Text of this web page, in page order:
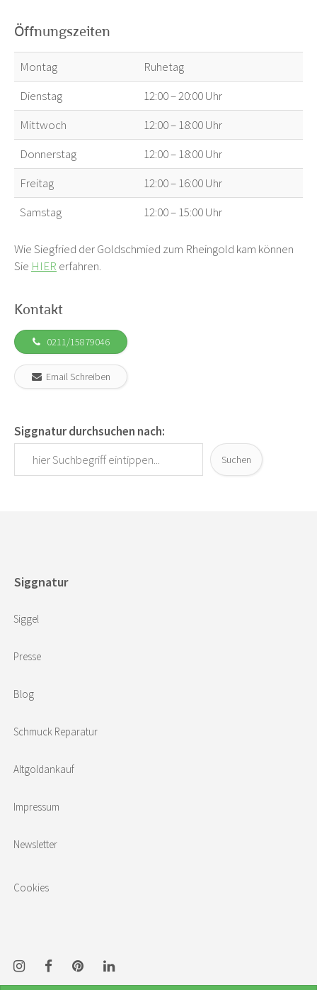
Öffnungszeiten
Montag
Ruhetag
Dienstag
12:00 – 20:00 Uhr
Mittwoch
12:00 – 18:00 Uhr
Donnerstag
12:00 – 18:00 Uhr
Freitag
12:00 – 16:00 Uhr
Samstag
12:00 – 15:00 Uhr
Wie Siegfried der Goldschmied zum Rheingold kam können
Sie HIER erfahren.
Kontakt
0211/15879046
Email Schreiben
Siggnatur durchsuchen nach:
Suchen
Siggnatur
Siggel
Presse
Blog
Schmuck Reparatur
Altgoldankauf
Impressum
Newsletter
Cookies